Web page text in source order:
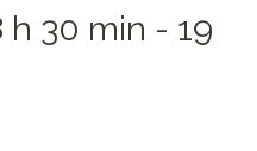
h 30 min - 19